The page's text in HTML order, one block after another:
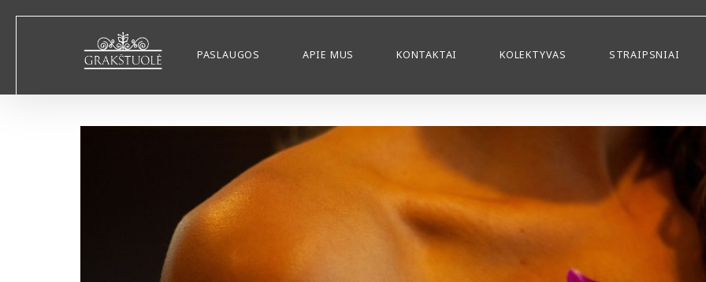
PASLAUGOS APIE MUS KONTAKTAI KOLEKTYVAS STRAIPSNIAI